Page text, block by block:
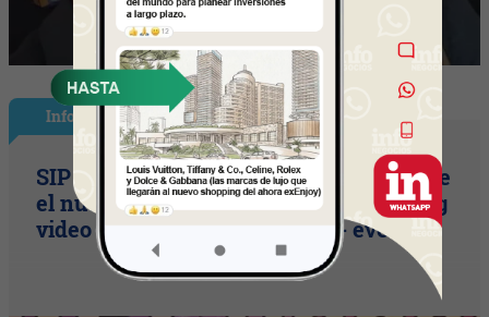
InfoNegocios Miami
SIP Connect 2026 (parte III): ¿cómo nace
el nuevo estándar de producción? (Long
video + Tik Tok + multi cross + eventos)